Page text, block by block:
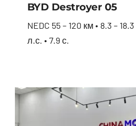
BYD Destroyer 05
NEDC 55 – 120 км • 8.3 –
л.с. • 7.9 с.